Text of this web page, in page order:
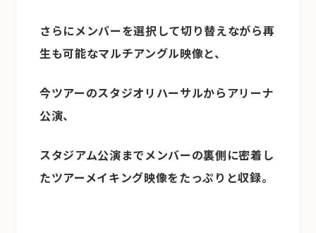
さらにメンバーを選択して切り替えながら再
生も可能なマルチアングル映像と、
今ツアーのスタジオリハーサルからアリーナ
公演、
スタジアム公演までメンバーの裏側に密着し
たツアーメイキング映像をたっぷりと収録。